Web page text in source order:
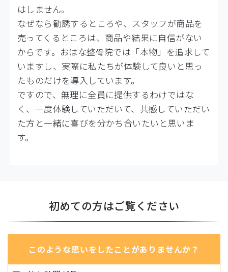
はしません。
なぜなら勧誘するところや、スタッフが商品を
売ってくるところは、商品や結果に自信がない
からです。おはな整骨院では「本物」を追求して
いますし、実際に私たちが体験して良いと思っ
たものだけを導入しています。
ですので、無理に全員に提供するわけではな
く、一度体験していただいて、共感していただい
た方と一緒に喜びを分かち合いたいと思いま
す。
初めての方はご覧ください
このような思いをしたことがありませんか？